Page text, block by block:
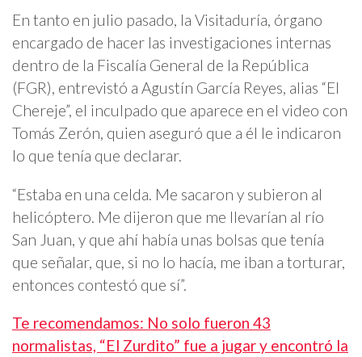
En tanto en julio pasado, la Visitaduría, órgano
encargado de hacer las investigaciones internas
dentro de la Fiscalía General de la República
(FGR), entrevistó a Agustín García Reyes, alias “El
Chereje”, el inculpado que aparece en el video con
Tomás Zerón, quien aseguró que a él le indicaron
lo que tenía que declarar.
“Estaba en una celda. Me sacaron y subieron al
helicóptero. Me dijeron que me llevarían al río
San Juan, y que ahí había unas bolsas que tenía
que señalar, que, si no lo hacía, me iban a torturar,
entonces contestó que sí”.
Te recomendamos: No solo fueron 43
normalistas, “El Zurdito” fue a jugar y encontró la